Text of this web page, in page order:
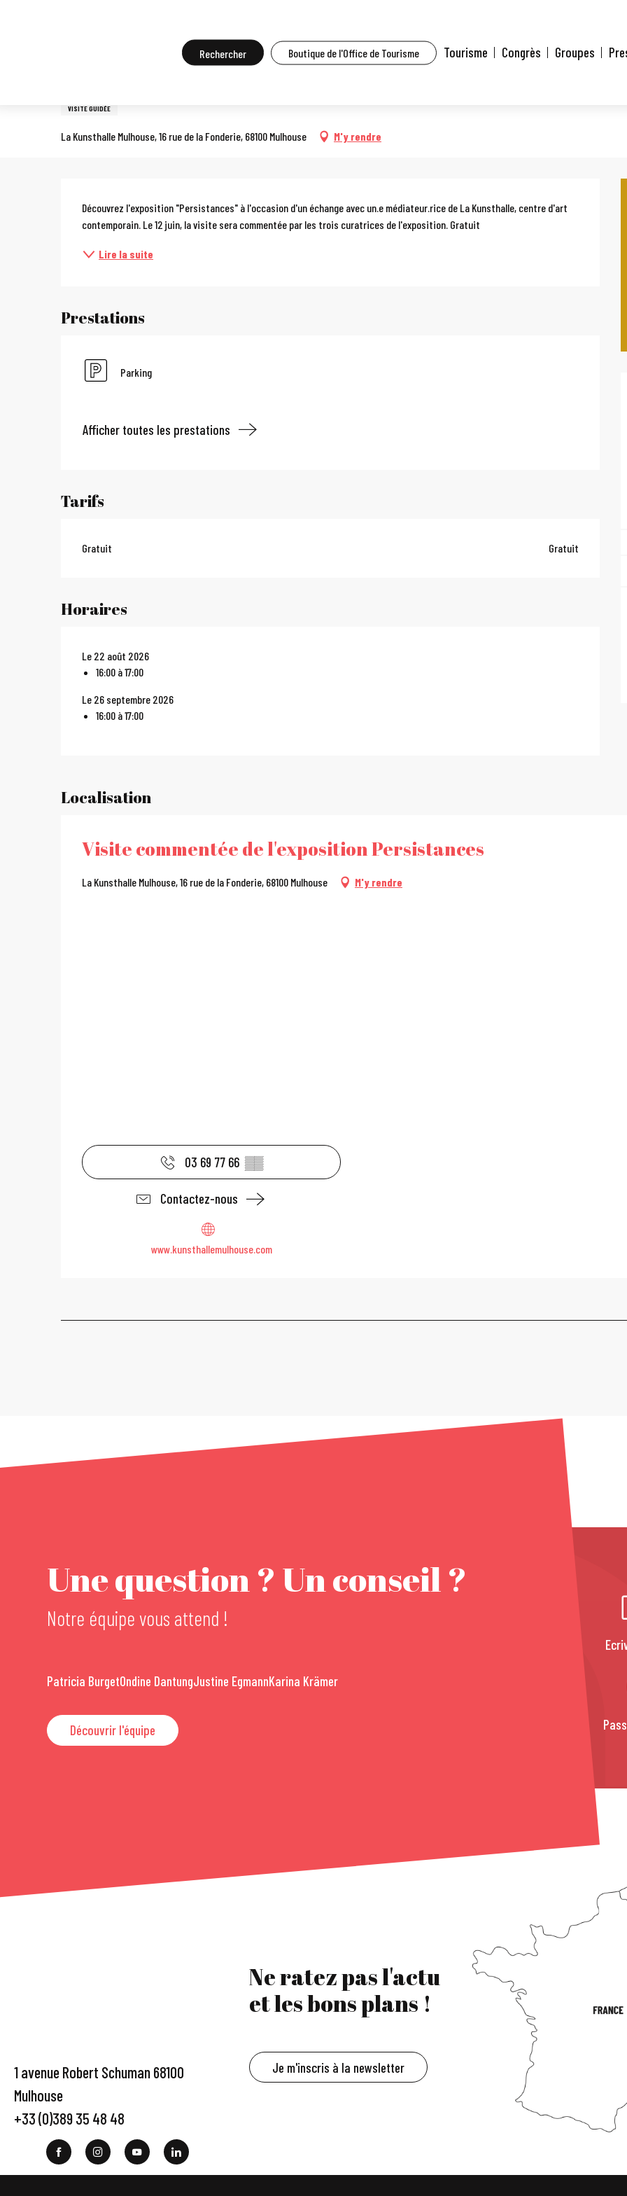
Boutique de l'Office de Tourisme
Recherche Tourisme Congrès Groupes
Samedi 22 août de 16:00 à 17:00 / Samedi 26 septembre de 16:00 à 17:00
VISITE GUIDÉE
La Kunsthalle Mulhouse, 16 rue de la Fonderie, 68100 Mulhouse M'y rendre
Description
Découvrez l'exposition "Persistances" à l'occasion d'un échange avec un.e médiateur.rice de La Kunsthalle, centre d'art
contemporain. Le 12 juin, la visite sera commentée par les trois curatrices de l'exposition. Gratuit
Lire la suite
Prestations
Parking
Afficher toutes les prestations
Tarifs
Gratuit Gratuit
Horaires
Le 22 août 2026
16:00 à 17:00
Le 26 septembre 2026
16:00 à 17:00
Localisation
Visite commentée de l'exposition Persistances
La Kunsthalle Mulhouse, 16 rue de la Fonderie, 68100 Mulhouse M'y rendre
03 69 77 66 ▒▒
Contactez-nous
www.kunsthallemulhouse.com
Une question ? Un conseil ?
Notre équipe vous attend !
Patricia BurgetOndine DantungJustine EgmannKarina Krämer
Découvrir l'équipe
1 avenue Robert Schuman 68100
Mulhouse
+33 (0)389 35 48 48
Ne ratez pas l'actu
et les bons plans !
Je m'inscris à la newsletter